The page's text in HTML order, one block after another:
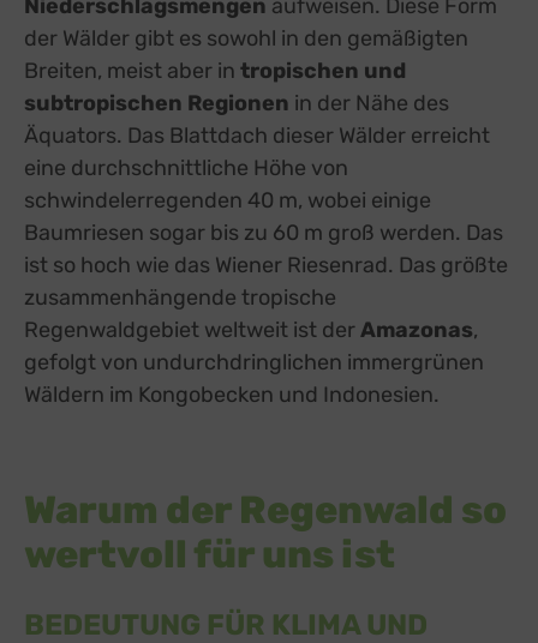
Niederschlagsmengen aufweisen. Diese Form
der Wälder gibt es sowohl in den gemäßigten
Breiten, meist aber in tropischen und
subtropischen Regionen in der Nähe des
Äquators. Das Blattdach dieser Wälder erreicht
eine durchschnittliche Höhe von
schwindelerregenden 40 m, wobei einige
Baumriesen sogar bis zu 60 m groß werden. Das
ist so hoch wie das Wiener Riesenrad. Das größte
zusammenhängende tropische
Regenwaldgebiet weltweit ist derAmazonas,
gefolgt von undurchdringlichen immergrünen
Wäldern im Kongobecken und Indonesien.
Warum der Regenwald so
wertvoll für uns ist
BEDEUTUNG FÜR KLIMA UND